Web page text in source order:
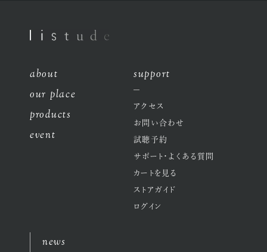
about
our place
products
event
support
アクセス
お問い合わせ
試聴予約
サポート・よくある質問
カートを見る
ストアガイド
ログイン
news